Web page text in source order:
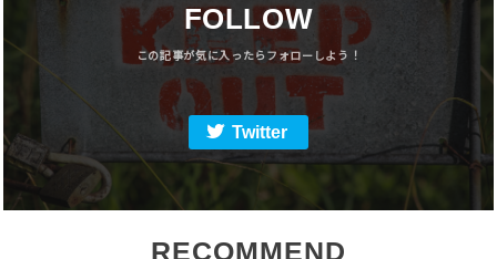
FOLLOW
Twitter
RECOMMEND